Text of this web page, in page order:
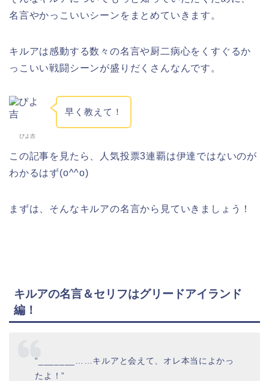
名言やかっこいいシーンをまとめていきます。
キルアは感動する数々の名言や厨二病心をくすぐるか
っこいい戦闘シーンが盛りだくさんなんです。
ぴよ吉
早く教えて！
この記事を見たら、人気投票3連覇は伊達ではないのが
わかるはず(o^^o)
まずは、そんなキルアの名言から見ていきましょう！
キルアの名言＆セリフはグリードアイランド
編！
“_______……キルアと会えて、オレ本当によかっ
たよ！”